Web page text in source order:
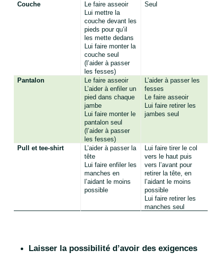
Couche
Le faire asseoir
Lui mettre la
couche devant les
pieds pour qu’il
les mette dedans
Lui faire monter la
couche seul
(l’aider à passer
les fesses)
Seul
Pantalon
Le faire asseoir
L’aider à enfiler un
pied dans chaque
jambe
Lui faire monter le
pantalon seul
(l’aider à passer
les fesses)
L’aider à passer les
fesses
Le faire asseoir
Lui faire retirer les
jambes seul
Pull et tee-shirt
L’aider à passer la
tête
Lui faire enfiler les
manches en
l’aidant le moins
possible
Lui faire tirer le col
vers le haut puis
vers l’avant pour
retirer la tête, en
l’aidant le moins
possible
Lui faire retirer les
manches seul
Laisser la possibilité d’avoir des exigences